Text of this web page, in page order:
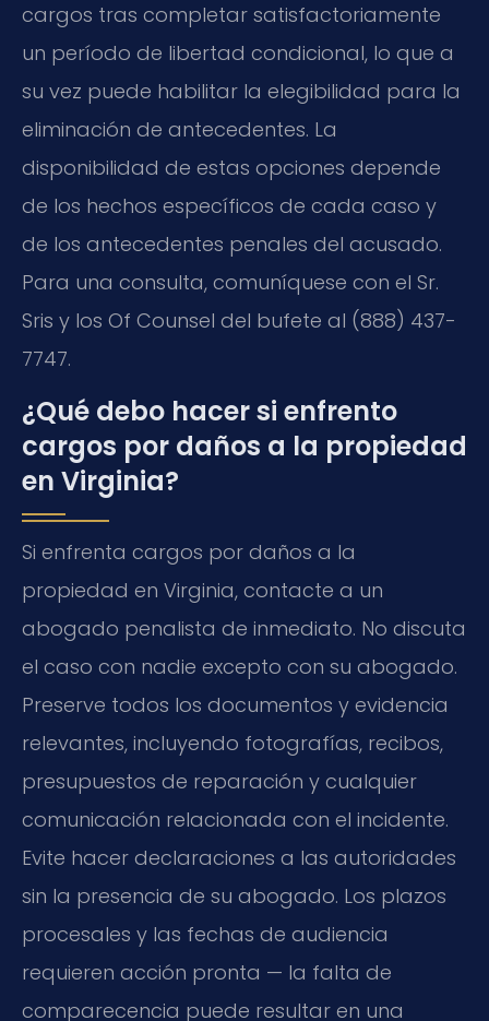
cargos tras completar satisfactoriamente
un período de libertad condicional, lo que a
su vez puede habilitar la elegibilidad para la
eliminación de antecedentes. La
disponibilidad de estas opciones depende
de los hechos específicos de cada caso y
de los antecedentes penales del acusado.
Para una consulta, comuníquese con el Sr.
Sris y los Of Counsel del bufete al (888) 437-
7747.
¿Qué debo hacer si enfrento
cargos por daños a la propiedad
en Virginia?
Si enfrenta cargos por daños a la
propiedad en Virginia, contacte a un
abogado penalista de inmediato. No discuta
el caso con nadie excepto con su abogado.
Preserve todos los documentos y evidencia
relevantes, incluyendo fotografías, recibos,
presupuestos de reparación y cualquier
comunicación relacionada con el incidente.
Evite hacer declaraciones a las autoridades
sin la presencia de su abogado. Los plazos
procesales y las fechas de audiencia
requieren acción pronta — la falta de
comparecencia puede resultar en una